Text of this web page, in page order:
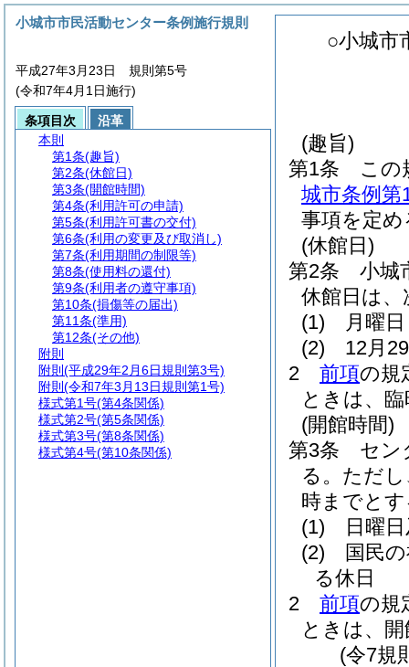
○小城市
(趣旨)
第1条
この
城市条例第
事項を定
(休館日)
第2条
小城
休館日は
(1)
月曜日
(2)
12月
2
前項の規
ときは、
(開館時間)
第3条
セン
る。 ただ
時までと
(1)
日曜
(2)
国民
る休日
2
前項の規
ときは、
(令7規
小城市市民活動センター条例施行規則
平成27年3月23日 規則第5号
(令和7年4月1日施行)
条項目次
沿革
本則
第1条(趣旨)
第2条(休館日)
第3条(開館時間)
第4条(利用許可の申請)
第5条(利用許可書の交付)
第6条(利用の変更及び取消し)
第7条(利用期間の制限等)
第8条(使用料の還付)
第9条(利用者の遵守事項)
第10条(損傷等の届出)
第11条(準用)
第12条(その他)
附則
附則 (平成29年2月6日規則第3号)
附則 (令和7年3月13日規則第1号)
様式第1号(第4条関係)
様式第2号(第5条関係)
様式第3号(第8条関係)
様式第4号(第10条関係)